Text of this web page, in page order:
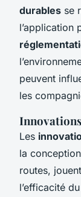
durables se
l’application
peuvent
les
Les
la
routes,
l’efficacité